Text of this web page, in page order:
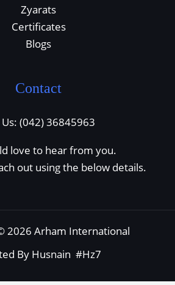
Zyarats
Certificates
Blogs
Contact
Us: (042) 36845963
love to hear from you.
out using the below details.
2026 Arham International
By Husnain #Hz7